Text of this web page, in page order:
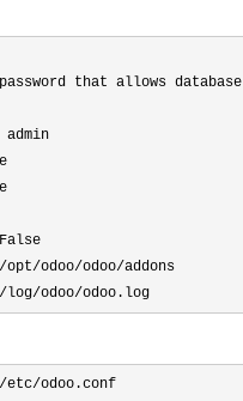
that allows database
admin
False
odoo/odoo/addons
odoo/odoo.log
/etc/odoo.conf